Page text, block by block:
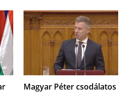
Magyar Péter csodálatos